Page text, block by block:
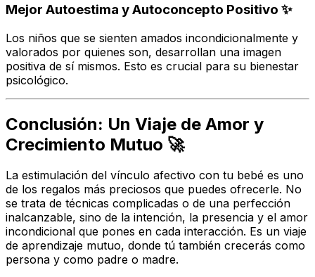
Mejor Autoestima y Autoconcepto Positivo ✨
Los niños que se sienten amados incondicionalmente y
valorados por quienes son, desarrollan una imagen
positiva de sí mismos. Esto es crucial para su bienestar
psicológico.
Conclusión: Un Viaje de Amor y
Crecimiento Mutuo 🚀
La estimulación del vínculo afectivo con tu bebé es uno
de los regalos más preciosos que puedes ofrecerle. No
se trata de técnicas complicadas o de una perfección
inalcanzable, sino de la intención, la presencia y el amor
incondicional que pones en cada interacción. Es un viaje
de aprendizaje mutuo, donde tú también crecerás como
persona y como padre o madre.